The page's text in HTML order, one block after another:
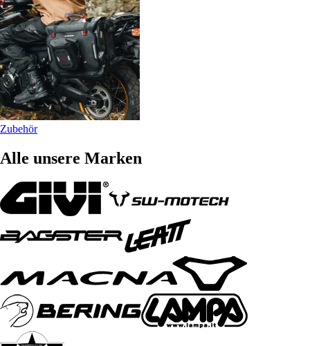
Zubehör
Alle unsere Marken